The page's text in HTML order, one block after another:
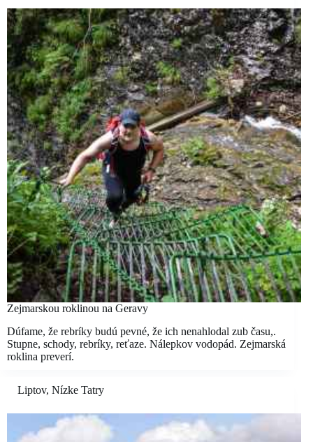
Zejmarskou roklinou na Geravy
Dúfame, že rebríky budú pevné, že ich nenahlodal zub času,.
Stupne, schody, rebríky, reťaze. Nálepkov vodopád. Zejmarská
roklina preverí.
Liptov, Nízke Tatry